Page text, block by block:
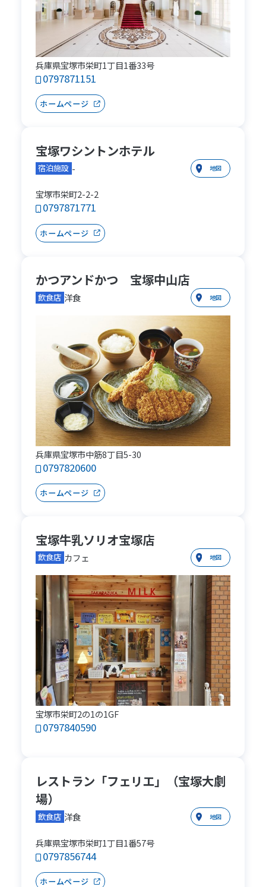
兵庫県宝塚市栄町1丁目1番33号
0797871151
ホームページ
宝塚ワシントンホテル
宿泊施設 - 地図
宝塚市栄町2-2-2
0797871771
ホームページ
かつアンドかつ 宝塚中山店
飲食店 洋食 地図
兵庫県宝塚市中筋8丁目5-30
0797820600
ホームページ
宝塚牛乳ソリオ宝塚店
飲食店 カフェ 地図
宝塚市栄町2の1の1GF
0797840590
レストラン「フェリエ」（宝塚大劇
場）
飲食店 洋食 地図
兵庫県宝塚市栄町1丁目1番57号
0797856744
ホームページ